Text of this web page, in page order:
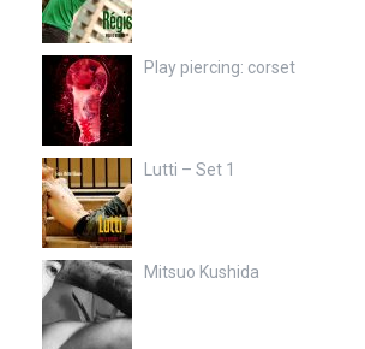
Play piercing: corset
Lutti – Set 1
Mitsuo Kushida